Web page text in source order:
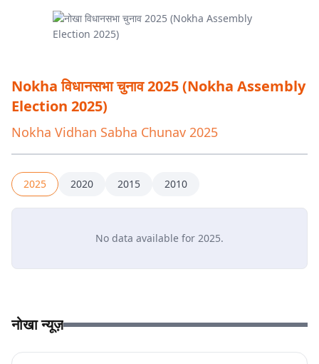
Nokhaविधानसभा चुनाव 2025 (Nokha Assembly
Election 2025)
Nokha Vidhan Sabha Chunav 2025
2025 2020 2015 2010
No data available for 2025.
नोखा न्यूज़